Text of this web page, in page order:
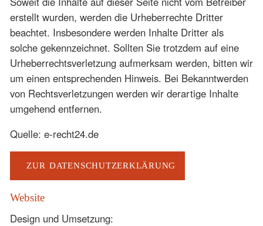
erstellt wurden, werden die Urheberrechte Dritter
beachtet. Insbesondere werden Inhalte Dritter als
solche gekennzeichnet. Sollten Sie trotzdem auf eine
Urheberrechtsverletzung aufmerksam werden, bitten wir
um einen entsprechenden Hinweis. Bei Bekanntwerden
von Rechtsverletzungen werden wir derartige Inhalte
umgehend entfernen.
Quelle: e-recht24.de
ZUR DATENSCHUTZERKLÄRUNG
Website
Design und Umsetzung: